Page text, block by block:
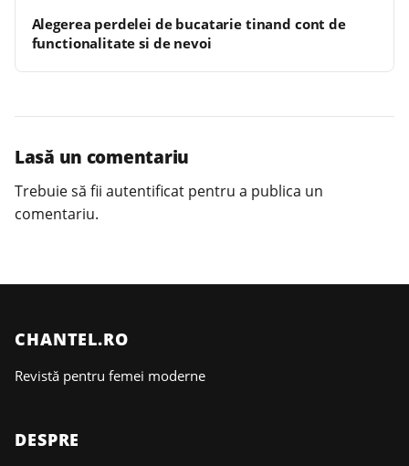
Alegerea perdelei de bucatarie tinand cont de
functionalitate si de nevoi
Lasă un comentariu
Trebuie să fii autentificat pentru a publica un
comentariu.
CHANTEL.RO
Revistă pentru femei moderne
DESPRE